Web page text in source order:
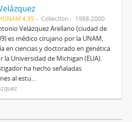
4.35 Collection 1988-2000
Velázquez Arellano (ciudad de
es médico cirujano por la UNAM,
en ciencias y doctorado en genética
la Universidad de Michigan (EUA).
ha hecho señaladas
al estu...